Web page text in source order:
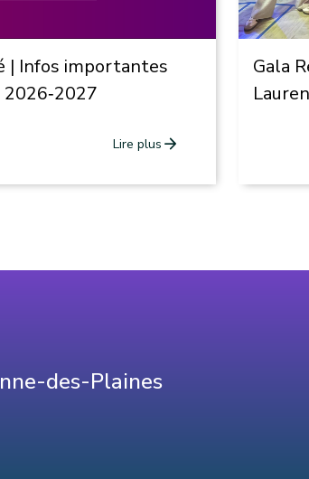
| Infos importantes
Lire plus arrow_forward
Gala
des-Plaines